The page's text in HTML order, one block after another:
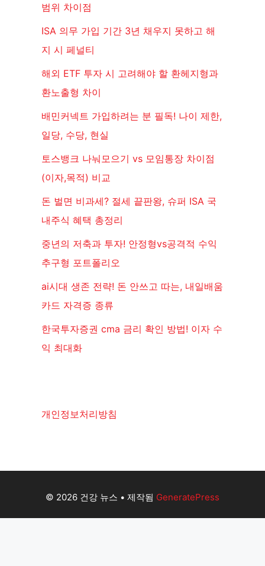
범위 차이점
ISA 의무 가입 기간 3년 채우지 못하고 해
지 시 페널티
해외 ETF 투자 시 고려해야 할 환헤지형과
환노출형 차이
배민커넥트 가입하려는 분 필독! 나이 제한,
일당, 수당, 현실
토스뱅크 나눠모으기 vs 모임통장 차이점
(이자,목적) 비교
돈 벌면 비과세? 절세 끝판왕, 슈퍼 ISA 국
내주식 혜택 총정리
중년의 저축과 투자! 안정형vs공격적 수익
추구형 포트폴리오
ai시대 생존 전략! 돈 안쓰고 따는, 내일배움
카드 자격증 종류
한국투자증권 cma 금리 확인 방법! 이자 수
익 최대화
개인정보처리방침
© 2026 건강 뉴스 • 제작됨 GeneratePress